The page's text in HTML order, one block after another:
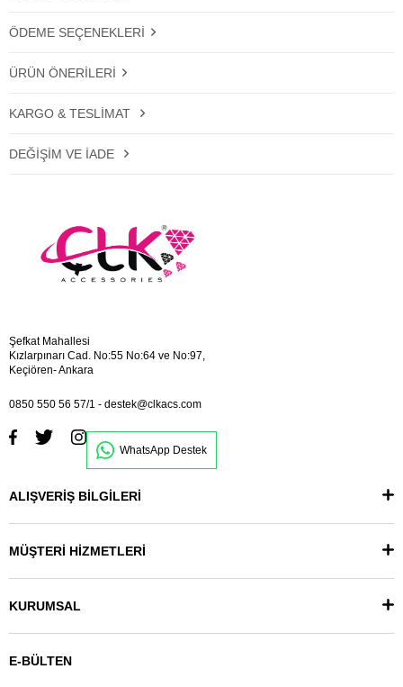
ÖDEME SEÇENEKLERI
ÜRÜN ÖNERILERI
KARGO & TESLIMAT
DEĞIŞIM VE İADE
Şefkat Mahallesi
Kızlarpınarı Cad. No:55 No:64 ve No:97,
Keçiören- Ankara
0850 550 56 57/1 - destek@clkacs.com
WhatsApp Destek
ALIŞVERİŞ BİLGİLERİ
MÜŞTERİ HİZMETLERİ
KURUMSAL
E-BÜLTEN